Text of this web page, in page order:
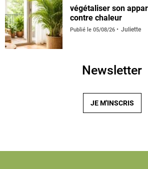
végétaliser son
contre chaleur
Publié le 05/08/26 Juliette
Newsletter
JE M'INSCRIS